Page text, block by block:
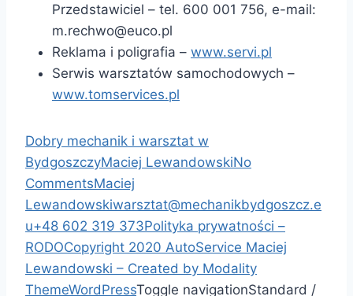
Przedstawiciel – tel. 600 001 756, e-mail:
m.rechwo@euco.pl
Reklama i poligrafia – www.servi.pl
Serwis warsztatów samochodowych –
www.tomservices.pl
Dobry mechanik i warsztat w
BydgoszczyMaciej LewandowskiNo
CommentsMaciej
Lewandowskiwarsztat@mechanikbydgoszcz.e
u+48 602 319 373Polityka prywatności –
RODOCopyright 2020 AutoService Maciej
Lewandowski – Created by Modality
ThemeWordPressToggle navigationStandard /